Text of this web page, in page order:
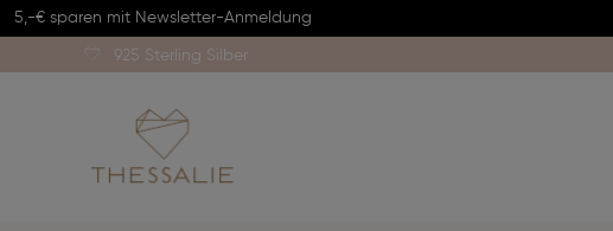
5,-€ sparen mit Newsletter-Anmeldung
925 Sterling Silber